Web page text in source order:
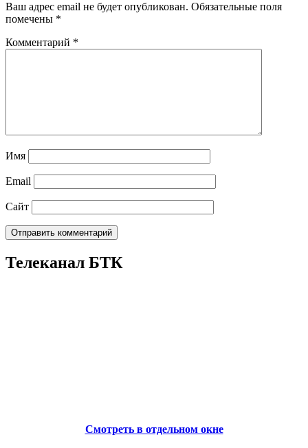
Ваш адрес email не будет опубликован. Обязательные поля
помечены *
Комментарий *
Имя
Email
Сайт
Телеканал БТК
Смотреть в отдельном окне